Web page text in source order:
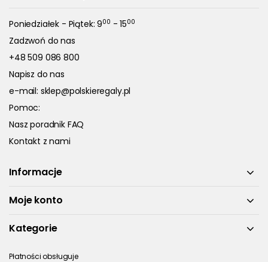
Poniedziałek - Piątek: 900 - 1500
Zadzwoń do nas
+48 509 086 800
Napisz do nas
e-mail: sklep@polskieregaly.pl
Pomoc:
Nasz poradnik FAQ
Kontakt z nami
Informacje
Moje konto
Kategorie
Płatności obsługuje